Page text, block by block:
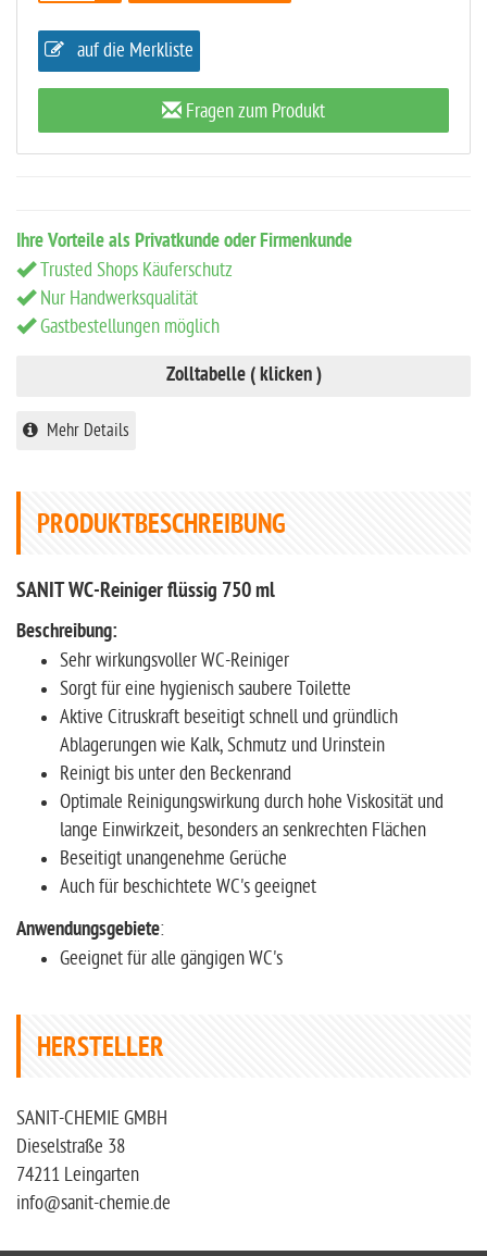
auf die Merkliste
Fragen zum Produkt
Ihre Vorteile als Privatkunde oder Firmenkunde
Trusted Shops Käuferschutz
Nur Handwerksqualität
Gastbestellungen möglich
Zolltabelle ( klicken )
Mehr Details
PRODUKTBESCHREIBUNG
SANIT WC-Reiniger flüssig 750 ml
Beschreibung:
Sehr wirkungsvoller WC-Reiniger
Sorgt für eine hygienisch saubere Toilette
Aktive Citruskraft beseitigt schnell und gründlich
Ablagerungen wie Kalk, Schmutz und Urinstein
Reinigt bis unter den Beckenrand
Optimale Reinigungswirkung durch hohe Viskosität und
lange Einwirkzeit, besonders an senkrechten Flächen
Beseitigt unangenehme Gerüche
Auch für beschichtete WC's geeignet
Anwendungsgebiete:
Geeignet für alle gängigen WC's
HERSTELLER
SANIT-CHEMIE GMBH
Dieselstraße 38
74211 Leingarten
info@sanit-chemie.de